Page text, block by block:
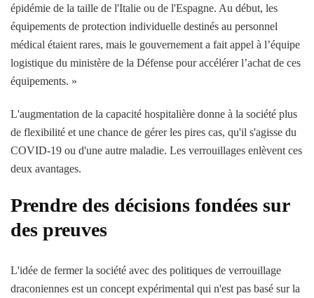
épidémie de la taille de l'Italie ou de l'Espagne. Au début, les
équipements de protection individuelle destinés au personnel
médical étaient rares, mais le gouvernement a fait appel à l’équipe
logistique du ministère de la Défense pour accélérer l’achat de ces
équipements. »
L'augmentation de la capacité hospitalière donne à la société plus
de flexibilité et une chance de gérer les pires cas, qu'il s'agisse du
COVID-19 ou d'une autre maladie. Les verrouillages enlèvent ces
deux avantages.
Prendre des décisions fondées sur
des preuves
L'idée de fermer la société avec des politiques de verrouillage
draconiennes est un concept expérimental qui n'est pas basé sur la